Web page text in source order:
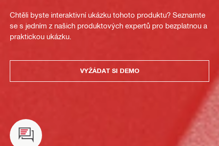
Chtěli byste interaktivní ukázku tohoto produktu? Seznamte
se s jedním z našich produktových expertů pro bezplatnou a
praktickou ukázku.
VYŽÁDAT SI DEMO